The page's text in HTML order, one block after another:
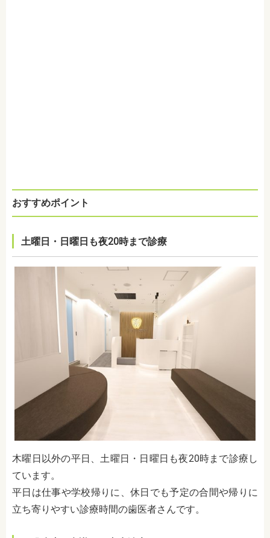
おすすめポイント
土曜日・日曜日も夜20時まで診療
木曜日以外の平日、土曜日・日曜日も夜20時まで診療し
ています。
平日は仕事や学校帰りに、休日でも予定の合間や帰りに
立ち寄りやすい診療時間の歯医者さんです。